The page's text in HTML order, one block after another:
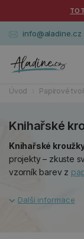
info@aladine.cz
Úvod Papírové
Knihařské
Knihařské
projekty – zkuste
vzorník barev z